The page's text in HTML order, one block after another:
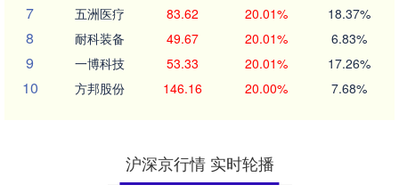
7 五洲医疗 83.62 20.01% 18.37%
8 耐科装备 49.67 20.01% 6.83%
9 一博科技 53.33 20.01% 17.26%
10 方邦股份 146.16 20.00% 7.68%
沪深京行情 实时轮播